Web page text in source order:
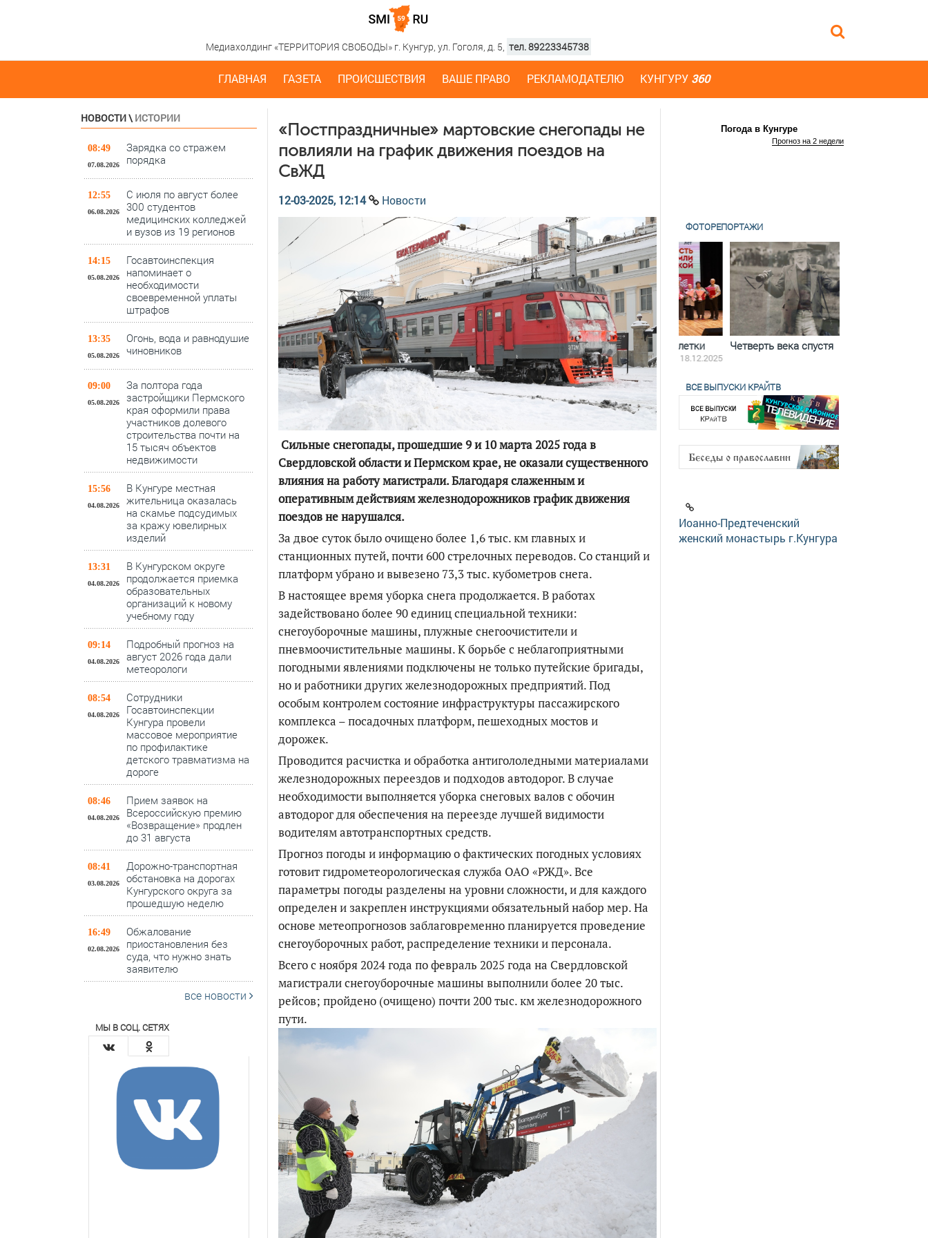
Медиахолдинг «ТЕРРИТОРИЯ СВОБОДЫ» г. Кунгур, ул. Гоголя, д. 5, тел. 89223345738
ГЛАВНАЯ ГАЗЕТА ПРОИСШЕСТВИЯ ВАШЕ ПРАВО РЕКЛАМОДАТЕЛЮ КУНГУРУ 360
НОВОСТИ\ ИСТОРИИ
08:49
07.08.2026
Зарядка со стражем
порядка
12:55
06.08.2026
С июля по август более
300 студентов
медицинских колледжей
и вузов из 19 регионов
14:15
05.08.2026
Госавтоинспекция
напоминает о
необходимости
своевременной уплаты
штрафов
13:35
05.08.2026
Огонь, вода и равнодушие
чиновников
09:00
05.08.2026
За полтора года
застройщики Пермского
края оформили права
участников долевого
строительства почти на
15 тысяч объектов
недвижимости
15:56
04.08.2026
В Кунгуре местная
жительница оказалась
на скамье подсудимых
за кражу ювелирных
изделий
13:31
04.08.2026
В Кунгурском округе
продолжается приемка
образовательных
организаций к новому
учебному году
09:14
04.08.2026
Подробный прогноз на
август 2026 года дали
метеорологи
08:54
04.08.2026
Сотрудники
Госавтоинспекции
Кунгура провели
массовое мероприятие
по профилактике
детского травматизма на
дороге
08:46
04.08.2026
Прием заявок на
Всероссийскую премию
«Возвращение» продлен
до 31 августа
08:41
03.08.2026
Дорожно-транспортная
обстановка на дорогах
Кунгурского округа за
прошедшую неделю
16:49
02.08.2026
Обжалование
приостановления без
суда, что нужно знать
заявителю
все новости
МЫ В СОЦ. СЕТЯХ
«Постпраздничные» мартовские снегопады не
повлияли на график движения поездов на
СвЖД
12-03-2025, 12:14 Новости
Сильные снегопады, прошедшие 9 и 10 марта 2025 года в
Свердловской области и Пермском крае, не оказали существенного
влияния на работу магистрали. Благодаря слаженным и
оперативным действиям железнодорожников график движения
поездов не нарушался.
За двое суток было очищено более 1,6 тыс. км главных и
станционных путей, почти 600 стрелочных переводов. Со станций и
платформ убрано и вывезено 73,3 тыс. кубометров снега.
В настоящее время уборка снега продолжается. В работах
задействовано более 90 единиц специальной техники:
снегоуборочные машины, плужные снегоочистители и
пневмоочистительные машины. К борьбе с неблагоприятными
погодными явлениями подключены не только путейские бригады,
но и работники других железнодорожных предприятий. Под
особым контролем состояние инфраструктуры пассажирского
комплекса – посадочных платформ, пешеходных мостов и
дорожек.
Проводится расчистка и обработка антигололедными материалами
железнодорожных переездов и подходов автодорог. В случае
необходимости выполняется уборка снеговых валов с обочин
автодорог для обеспечения на переезде лучшей видимости
водителям автотранспортных средств.
Прогноз погоды и информацию о фактических погодных условиях
готовит гидрометеорологическая служба ОАО «РЖД». Все
параметры погоды разделены на уровни сложности, и для каждого
определен и закреплен инструкциями обязательный набор мер. На
основе метеопрогнозов заблаговременно планируется проведение
снегоуборочных работ, распределение техники и персонала.
Всего с ноября 2024 года по февраль 2025 года на Свердловской
магистрали снегоуборочные машины выполнили более 20 тыс.
рейсов; пройдено (очищено) почти 200 тыс. км железнодорожного
пути.
Погода в Кунгуре
Прогноз на 2 недели
ФОТОРЕПОРТАЖИ
По итогам первой пятилетки
18.12.2025
Четверть века спустя
ВСЕ ВЫПУСКИ КРАЙТВ
Иоанно-Предтеченский
женский монастырь г.Кунгура